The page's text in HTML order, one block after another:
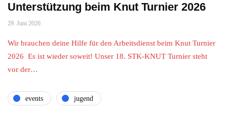
Unterstützung beim Knut Turnier 2026
29. Juni 2026
Wir brauchen deine Hilfe für den Arbeitsdienst beim Knut Turnier
2026 Es ist wieder soweit! Unser 18. STK-KNUT Turnier steht
vor der…
events jugend